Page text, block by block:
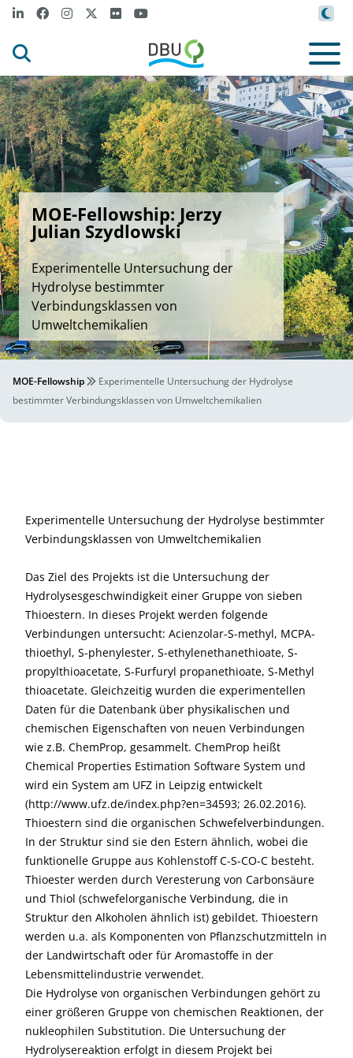
MOE-Fellowship: Jerzy
Julian Szydlowski
Experimentelle Untersuchung der
Hydrolyse bestimmter
Verbindungsklassen von
Umweltchemikalien
MOE-Fellowship
Experimentelle Untersuchung der Hydrolyse
bestimmter Verbindungsklassen von Umweltchemikalien
Experimentelle Untersuchung der Hydrolyse bestimmter
Verbindungsklassen von Umweltchemikalien
Das Ziel des Projekts ist die Untersuchung der
Hydrolysesgeschwindigkeit einer Gruppe von sieben
Thioestern. In dieses Projekt werden folgende
Verbindungen untersucht: Acienzolar-S-methyl, MCPA-
thioethyl, S-phenylester, S-ethylenethanethioate, S-
propylthioacetate, S-Furfuryl propanethioate, S-Methyl
thioacetate. Gleichzeitig wurden die experimentellen
Daten für die Datenbank über physikalischen und
chemischen Eigenschaften von neuen Verbindungen
wie z.B. ChemProp, gesammelt. ChemProp heißt
Chemical Properties Estimation Software System und
wird ein System am UFZ in Leipzig entwickelt
(http://www.ufz.de/index.php?en=34593; 26.02.2016).
Thioestern sind die organischen Schwefelverbindungen.
In der Struktur sind sie den Estern ähnlich, wobei die
funktionelle Gruppe aus Kohlenstoff C-S-CO-C besteht.
Thioester werden durch Veresterung von Carbonsäure
und Thiol (schwefelorganische Verbindung, die in
Struktur den Alkoholen ähnlich ist) gebildet. Thioestern
werden u.a. als Komponenten von Pflanzschutzmitteln in
der Landwirtschaft oder für Aromastoffe in der
Lebensmittelindustrie verwendet.
Die Hydrolyse von organischen Verbindungen gehört zu
einer größeren Gruppe von chemischen Reaktionen, der
nukleophilen Substitution. Die Untersuchung der
Hydrolysereaktion erfolgt in diesem Projekt bei